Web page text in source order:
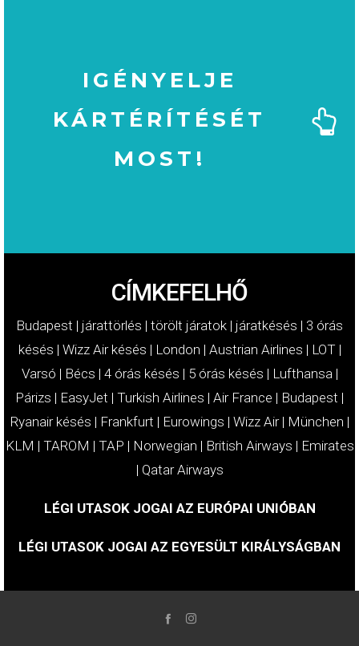
IGÉNYELJE
KÁRTÉRÍTÉSÉT
MOST!
CÍMKEFELHŐ
Budapest | járattörlés | törölt járatok | járatkésés | 3 órás
késés | Wizz Air késés | London | Austrian Airlines | LOT|
Varsó | Bécs | 4 órás késés | 5 órás késés | Lufthansa |
Párizs | EasyJet | Turkish Airlines | Air France | Budapest |
Ryanair késés | Frankfurt | Eurowings | Wizz Air| München |
KLM | TAROM | TAP | Norwegian | British Airways | Emirates
| Qatar Airways
LÉGI UTASOK JOGAI AZ EURÓPAI UNIÓBAN
LÉGI UTASOK JOGAI AZ EGYESÜLT KIRÁLYSÁGBAN